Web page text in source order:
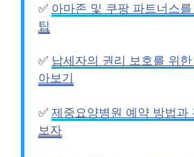
✅ 아마존 및 쿠팡 파트너스
팁
✅ 납세자의 권리 보호를 위
아보기
✅ 제중요양병원 예약 방법과
보자